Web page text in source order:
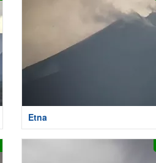
Etna